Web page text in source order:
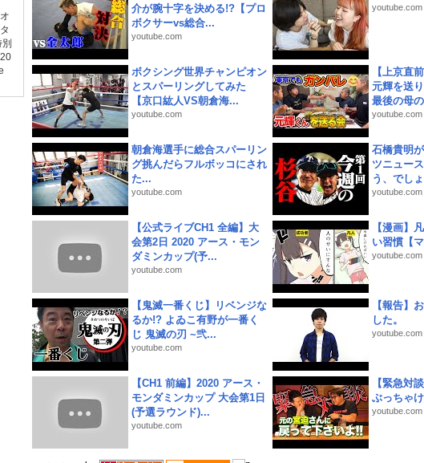
介が腕十字を決める!?【プロ
ボクサーvs総合...
youtube.com
youtube.com
ボクシング世界チャンピオン
とスパーリングしてみた
【京口紘人VS朝倉海...
youtube.com
【上京直
元輝を送
最後の母
youtube.com
朝倉海選手に総合スパーリン
グ挑んだらフルボッコにされ
た...
youtube.com
石橋貴明
ツニュー
う、でし
youtube.com
【公式ライブCH1 全編】大
会第2日 2020 アース・モン
ダミンカップ(予...
youtube.com
【漫画】
い習慣【
youtube.com
【鬼滅一番くじ】リベンジな
るか!? よゐこ有野が一番く
じ 鬼滅の刃 ~弐...
youtube.com
【報告】
した。
youtube.com
【CH1 前編】2020 アース・
モンダミンカップ 大会第1日
(予選ラウンド)...
youtube.com
【緊急対
ぶっちゃ
youtube.com